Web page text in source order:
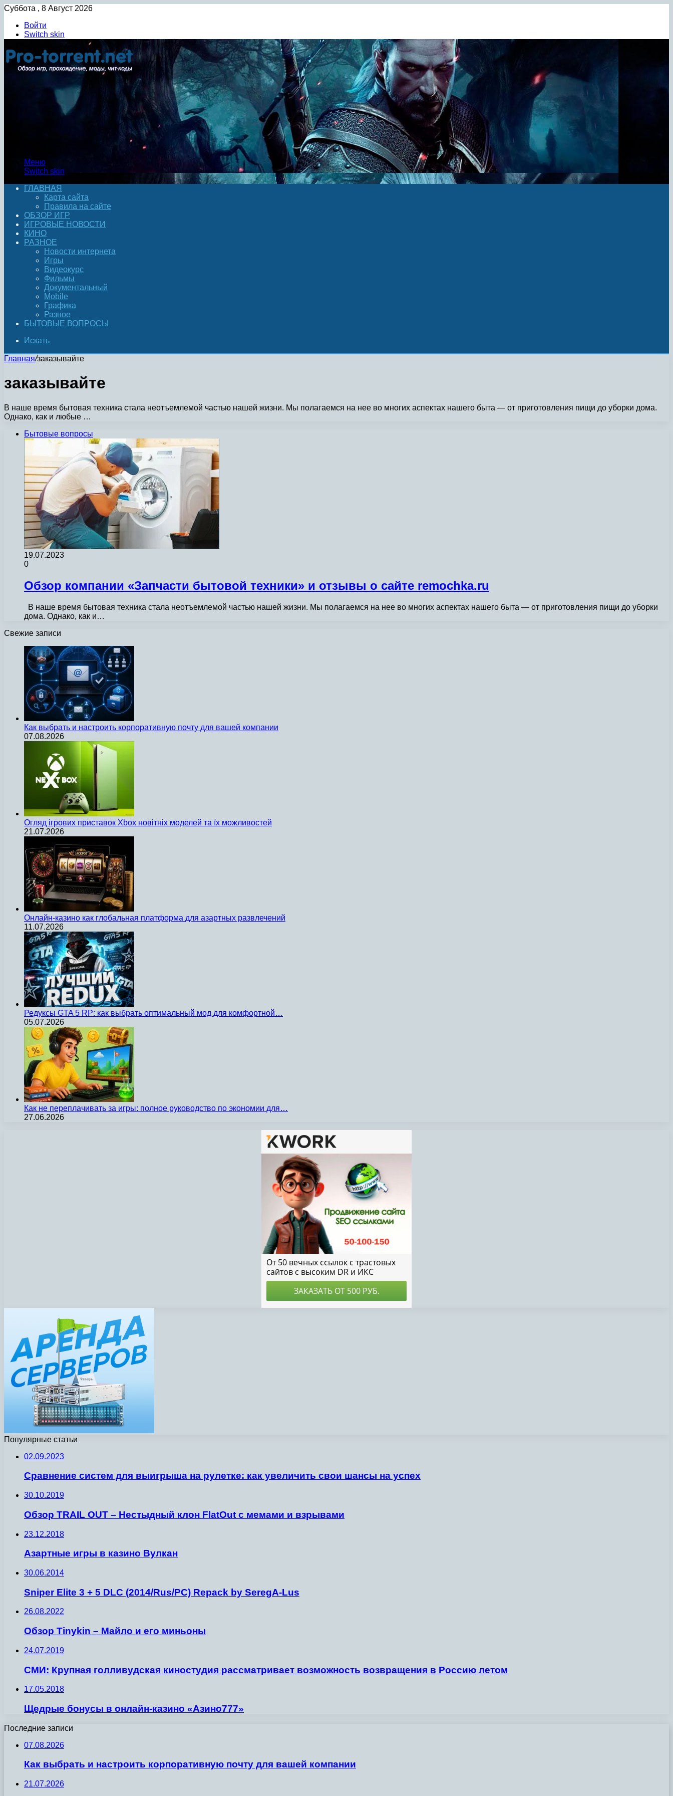
Суббота , 8 Август 2026
Войти
Switch skin
Меню
Switch skin
ГЛАВНАЯ
Карта сайта
Правила на сайте
ОБЗОР ИГР
ИГРОВЫЕ НОВОСТИ
КИНО
РАЗНОЕ
Новости интернета
Игры
Видеокурс
Фильмы
Документальный
Mobile
Графика
Разное
БЫТОВЫЕ ВОПРОСЫ
Искать
Главная/заказывайте
заказывайте
В наше время бытовая техника стала неотъемлемой частью нашей жизни. Мы полагаемся на нее во многих аспектах нашего быта — от приготовления пищи до уборки дома.
Однако, как и любые …
Бытовые вопросы
19.07.2023
0
Обзор компании «Запчасти бытовой техники» и отзывы о сайте remochka.ru
В наше время бытовая техника стала неотъемлемой частью нашей жизни. Мы полагаемся на нее во многих аспектах нашего быта — от приготовления пищи до уборки
дома. Однако, как и…
Свежие записи
Как выбрать и настроить корпоративную почту для вашей компании
07.08.2026
Огляд ігрових приставок Xbox новітніх моделей та їх можливостей
21.07.2026
Онлайн-казино как глобальная платформа для азартных развлечений
11.07.2026
Редуксы GTA 5 RP: как выбрать оптимальный мод для комфортной…
05.07.2026
Как не переплачивать за игры: полное руководство по экономии для…
27.06.2026
Популярные статьи
02.09.2023
Сравнение систем для выигрыша на рулетке: как увеличить свои шансы на успех
30.10.2019
Обзор TRAIL OUT – Нестыдный клон FlatOut с мемами и взрывами
23.12.2018
Азартные игры в казино Вулкан
30.06.2014
Sniper Elite 3 + 5 DLC (2014/Rus/PC) Repack by SeregA-Lus
26.08.2022
Обзор Tinykin – Майло и его миньоны
24.07.2019
СМИ: Крупная голливудская киностудия рассматривает возможность возвращения в Россию летом
17.05.2018
Щедрые бонусы в онлайн-казино «Азино777»
Последние записи
07.08.2026
Как выбрать и настроить корпоративную почту для вашей компании
21.07.2026